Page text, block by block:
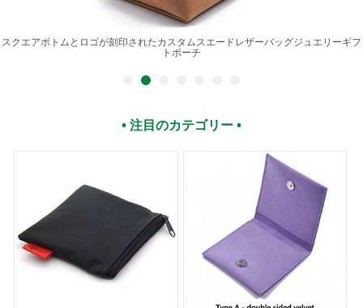
スクエアボトムとロゴが刻印されたカスタムスエードレザーバッグジュエリーギフ
トポーチ
• 注目のカテゴリー •